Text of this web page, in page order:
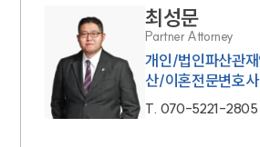
최성문
Partner Attorney
개인/법인파산관
산/이혼전문변호사
T. 070-5221-2805